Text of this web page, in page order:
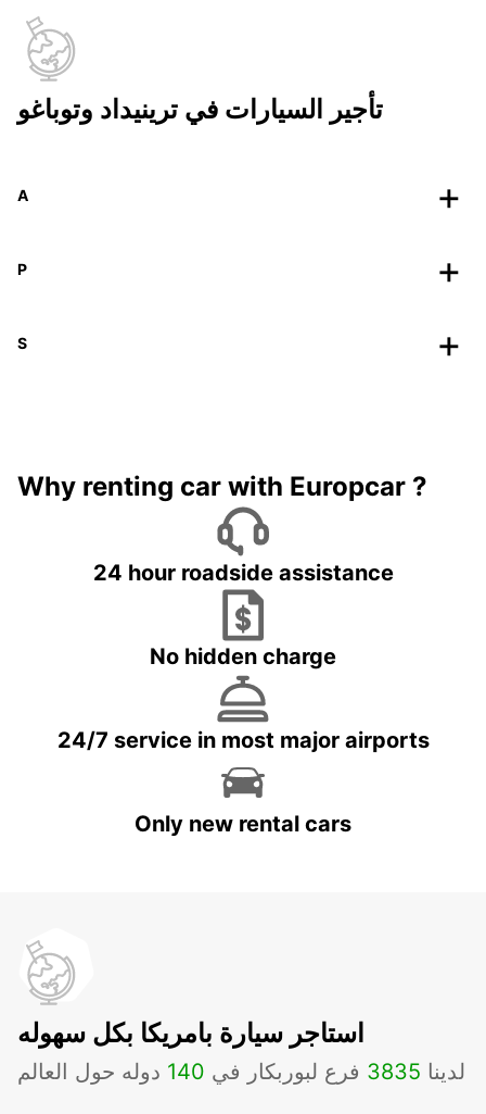
تأجير السيارات في ترينيداد وتوباغو
A
P
S
Why renting car with Europcar ?
24 hour roadside assistance
No hidden charge
24/7 service in most major airports
Only new rental cars
استاجر سيارة بامريكا بكل سهوله
لدينا 3835 فرع لبوربكار في 140 دوله حول العالم